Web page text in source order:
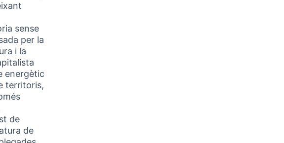
sense
per la
i la
energètic
territoris,
de
de